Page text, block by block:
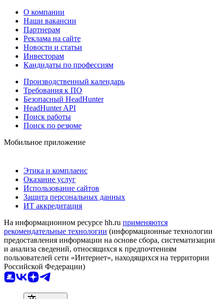
О компании
Наши вакансии
Партнерам
Реклама на сайте
Новости и статьи
Инвесторам
Кандидаты по профессиям
Производственный календарь
Требования к ПО
Безопасный HeadHunter
HeadHunter API
Поиск работы
Поиск по резюме
Мобильное приложение
Этика и комплаенс
Оказание услуг
Использование сайтов
Защита персональных данных
ИТ аккредитация
На информационном ресурсе hh.ru применяются
рекомендательные технологии (информационные технологии
предоставления информации на основе сбора, систематизации
и анализа сведений, относящихся к предпочтениям
пользователей сети «Интернет», находящихся на территории
Российской Федерации)